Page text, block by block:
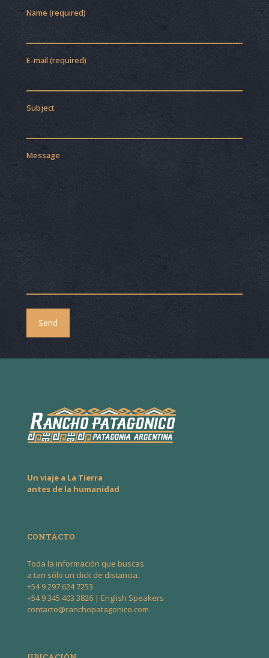
Name (required)
E-mail (required)
Subject
Message
Un viaje a La Tierra
antes de la humanidad
CONTACTO
Toda la información que buscas
a tan sólo un click de distancia.
+54 9 297 624 7253
+54 9 345 403 3826 | English Speakers
contacto@ranchopatagonico.com